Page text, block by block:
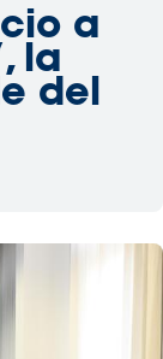
a
la
del